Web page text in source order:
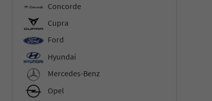
Concorde
Cupra
Ford
Hyundai
Mercedes-Benz
Opel